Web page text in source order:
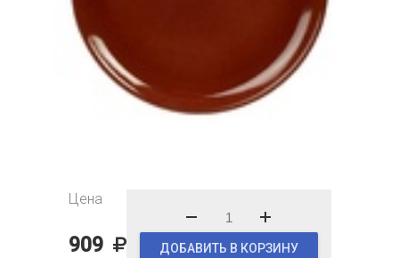
Цена
909 ДОБАВИТЬ В КОРЗИНУ